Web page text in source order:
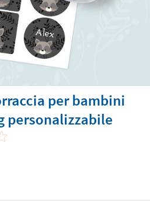
per bambini
personalizzabile